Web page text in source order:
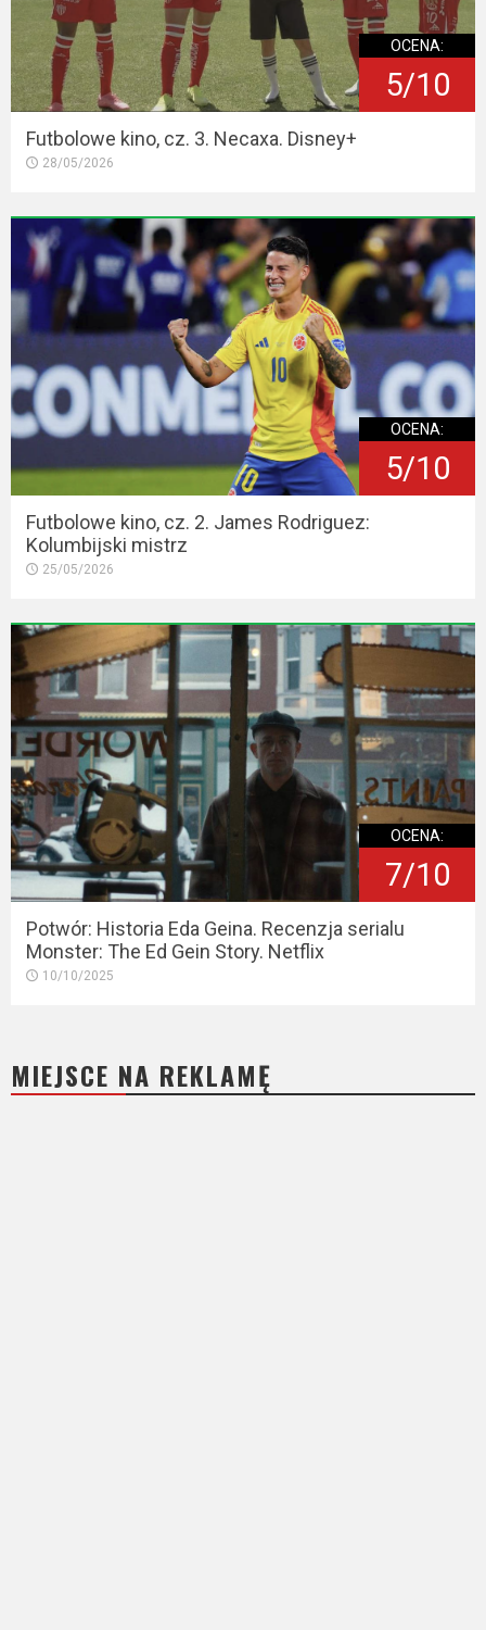
OCENA:
5/10
Futbolowe kino, cz. 3. Necaxa. Disney+
28/05/2026
OCENA:
5/10
Futbolowe kino, cz. 2. James Rodriguez:
Kolumbijski mistrz
25/05/2026
OCENA:
7/10
Potwór: Historia Eda Geina. Recenzja serialu
Monster: The Ed Gein Story. Netflix
10/10/2025
MIEJSCE NA REKLAMĘ